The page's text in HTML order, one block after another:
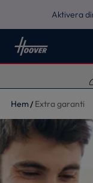
Aktivera
Hem Extra garanti